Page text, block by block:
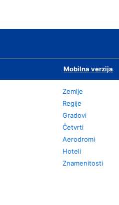
Mobilna verzija
Zemlje
Regije
Gradovi
Četvrti
Aerodromi
Hoteli
Znamenitosti